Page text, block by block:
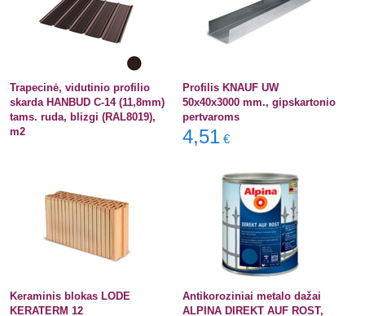
Trapecinė, vidutinio profilio
skarda HANBUD C-14 (11,8mm)
tams. ruda, blizgi (RAL8019),
m2
Profilis KNAUF UW
50x40x3000 mm., gipskartonio
pertvaroms
4,51 €
Keraminis blokas LODE
KERATERM 12
Antikoroziniai metalo dažai
ALPINA DIREKT AUF ROST,